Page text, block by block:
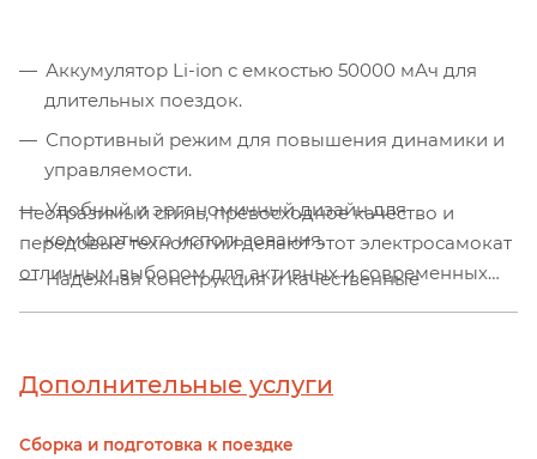
Аккумулятор Li-ion с емкостью 50000 мАч для
длительных поездок.
Спортивный режим для повышения динамики и
управляемости.
Удобный и эргономичный дизайн для
комфортного использования.
Надежная конструкция и качественные
материалы для долговечности.
Неотразимый стиль, превосходное качество и
передовые технологии делают этот электросамокат
отличным выбором для активных и современных
Дополнительные услуги
Сборка и подготовка к поездке